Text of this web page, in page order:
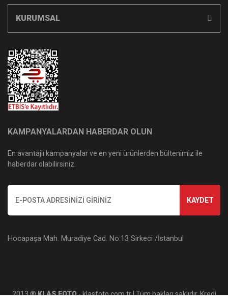
KURUMSAL
KAMPANYALARDAN HABERDAR OLUN
En avantajlı kampanyalar ve en yeni ürünlerden bültenimiz ile
haberdar olabilirsiniz.
KAYDET
Hocapaşa Mah. Muradiye Cad. No:13 Sirkeci /İstanbul
2013 ®KLAS FOTO- klasfoto.com.tr | Tüm hakları saklıdır. Kredi